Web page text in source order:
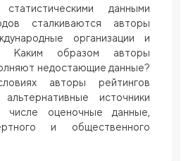
данными
сталкиваются авторы
организации и
Каким образом авторы
недостающие данные?
авторы рейтингов
источники
оценочные данные,
и общественного